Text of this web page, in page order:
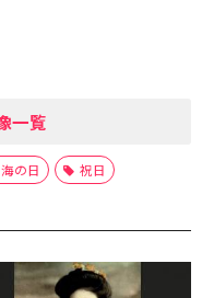
一覧
海の日 祝日